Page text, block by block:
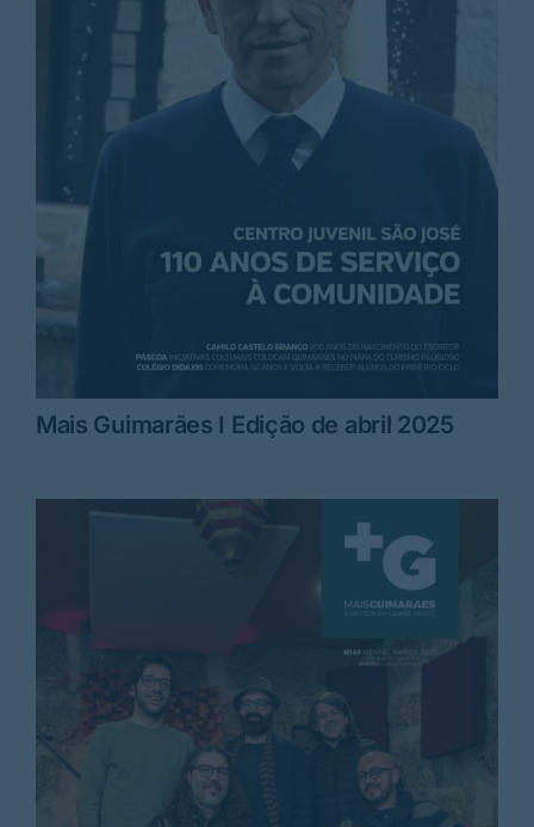
Mais Guimarães I Edição de abril 2025